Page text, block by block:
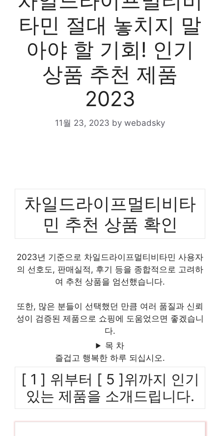
타민 절대 놓치지 말
아야 할 기회! 인기
상품 추천 제품
2023
11월 23, 2023 by webadsky
차일드라이프멀티비타
민 추천 상품 확인
2023년 기준으로 차일드라이프멀티비타민 사용자
의 선호도, 판매실적, 후기 등을 종합적으로 고려하
여 추천 상품을 엄선했습니다.
또한, 많은 분들이 선택했던 만큼 여러 품질과 신뢰
성이 검증된 제품으로 쇼핑에 도움었으면 좋겠습니
다.
목 차
즐겁고 행복한 하루 되십시오.
[ 1 ] 위부터 [ 5 ]위까지 인기
있는 제품을 소개드립니다.